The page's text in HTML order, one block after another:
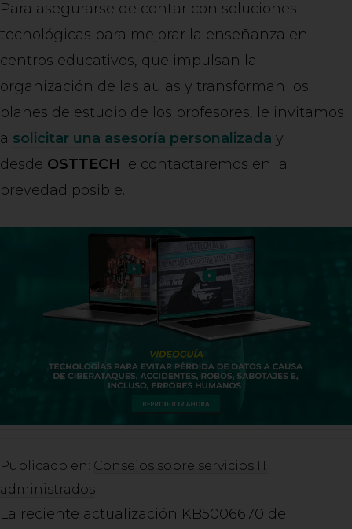
Para asegurarse de contar con soluciones
tecnológicas para mejorar la enseñanza en
centros educativos, que impulsan la
organización de las aulas y transforman los
planes de estudio de los profesores, le invitamos
a solicitar una asesoría personalizada y
desde OSTTECH le contactaremos en la
brevedad posible.
Publicado en: Consejos sobre servicios IT
administrados
La reciente actualización KB5006670 de